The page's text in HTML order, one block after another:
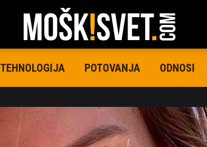
TEHNOLOGIJA POTOVANJA ODNOSI